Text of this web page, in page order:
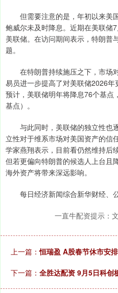
但需要注意的是，年初以来美
鲍威尔未及时降息。近期在美联储
美联储。在访问期间表示，特朗普
题。
在特朗普持续施压之下，市场
易员进一步提高了对美联储2026
预计，美联储明年将降息76个基点
基点）。
与此同时，美联储的独立性也
立性对于维系市场对美国资产的信
学家燕翔表示，目前看仍然维持后
但若更偏向特朗普的候选人上台且
海外资产将带来深远影响。
每日经济新闻综合新华财经、
一直牛配资提示：
上一篇：恒瑞盈 A股春节休市安
下一篇： 全胜达配资 9月5日科创